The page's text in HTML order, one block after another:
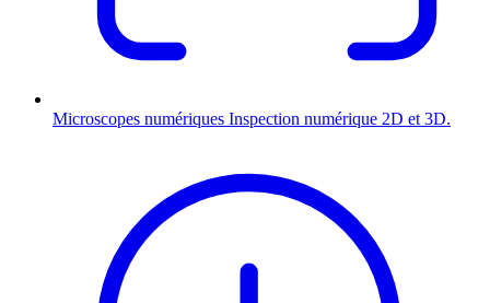
Microscopes numériques Inspection numérique 2D et 3D.